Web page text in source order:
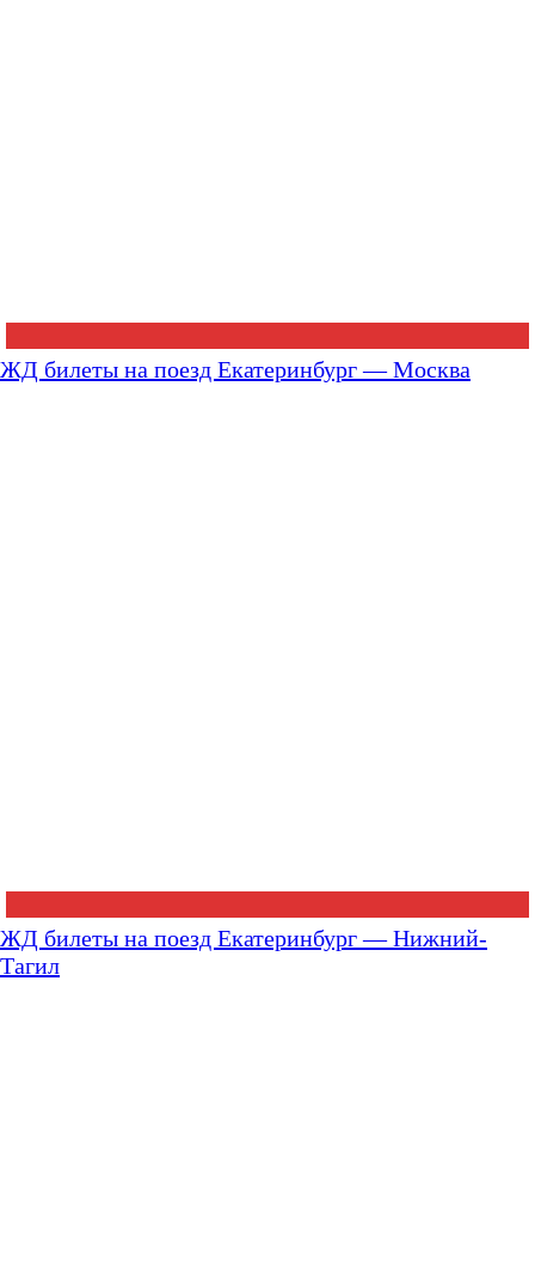
ЖД билеты на поезд Екатеринбург — Москва
ЖД билеты на поезд Екатеринбург — Нижний-
Тагил